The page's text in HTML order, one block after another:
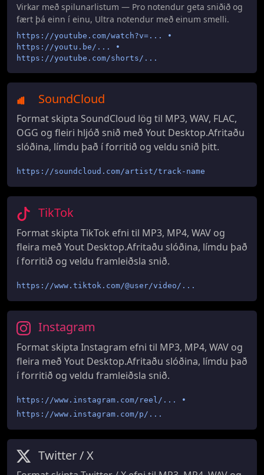
Virkar með spilunarlistum — Pro notendur geta sniðið og
fært þá einn í einu, Ultra notendur með einum smelli.
https://youtube.com/watch?v=... •
https://youtu.be/... •
https://youtube.com/shorts/...
SoundCloud
Format skipta SoundCloud lög til MP3, WAV, FLAC,
OGG og fleiri hljóð snið með Yout Desktop.Afritaðu
slóðina, límdu það í forritið og veldu snið þitt.
https://soundcloud.com/artist/track-name
TikTok
Format skipta TikTok efni til MP3, MP4, WAV og
fleira með Yout Desktop.Afritaðu slóðina, límdu það
í forritið og veldu framleiðsla snið.
https://www.tiktok.com/@user/video/...
Instagram
Format skipta Instagram efni til MP3, MP4, WAV og
fleira með Yout Desktop.Afritaðu slóðina, límdu það
í forritið og veldu framleiðsla snið.
https://www.instagram.com/reel/... •
https://www.instagram.com/p/...
Twitter / X